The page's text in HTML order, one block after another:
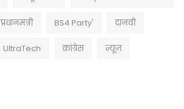
प्रधानमंत्री BS4 Party' दानवी
UltraTech कांग्रेस न्यूज़